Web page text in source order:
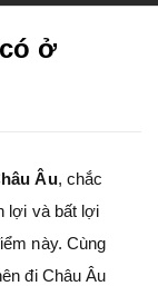
ở
Âu, chắc
lợi và bất lợi
này. Cùng
đi Châu Âu